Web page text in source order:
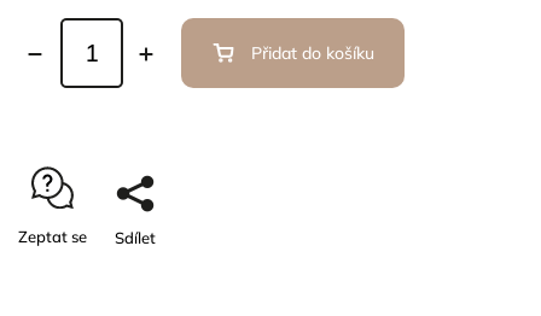
Přidat do košíku
Zeptat se Sdílet